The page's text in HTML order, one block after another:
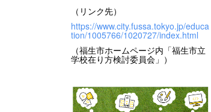
（リンク先）
https://www.city.fussa.tokyo.jp/educa
tion/1005766/1020727/index.html
（福生市ホームページ内「福生市立
学校在り方検討委員会」）